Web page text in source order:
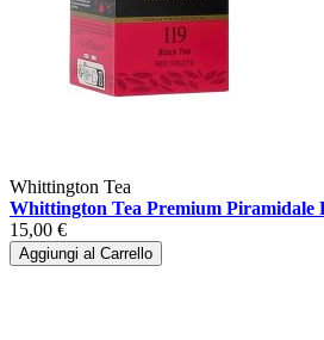
Whittington Tea
Whittington Tea Premium Piramidale
15,00 €
Aggiungi al Carrello